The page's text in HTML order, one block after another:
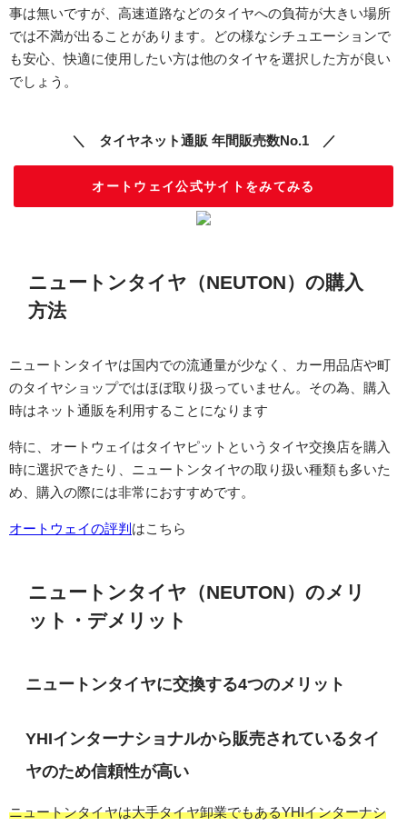
事は無いですが、高速道路などのタイヤへの負荷が大きい場所
では不満が出ることがあります。どの様なシチュエーションで
も安心、快適に使用したい方は他のタイヤを選択した方が良い
でしょう。
＼ タイヤネット通販 年間販売数No.1 ／
オートウェイ公式サイトをみてみる
ニュートンタイヤ（NEUTON）の購入
方法
ニュートンタイヤは国内での流通量が少なく、カー用品店や町
のタイヤショップではほぼ取り扱っていません。その為、購入
時はネット通販を利用することになります
特に、オートウェイはタイヤピットというタイヤ交換店を購入
時に選択できたり、ニュートンタイヤの取り扱い種類も多いた
め、購入の際には非常におすすめです。
オートウェイの評判 はこちら
ニュートンタイヤ（NEUTON）のメリ
ット・デメリット
ニュートンタイヤに交換する4つのメリット
YHIインターナショナルから販売されているタイ
ヤのため信頼性が高い
ニュートンタイヤは大手タイヤ卸業でもあるYHIインターナシ